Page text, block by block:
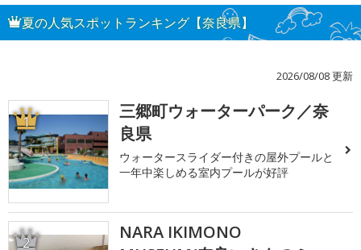
夏の人気スポットランキング【奈良県】
2026/08/08 更新
1
三郷町ウォーターパーク／奈
良県
ウォータースライダー付きの屋外プールと
一年中楽しめる室内プールが好評
2
NARA IKIMONO